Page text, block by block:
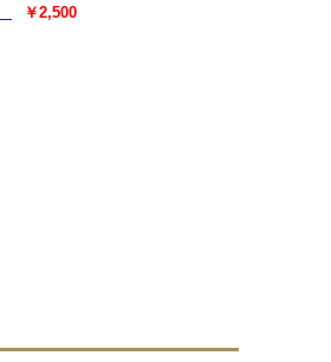
￥2,500